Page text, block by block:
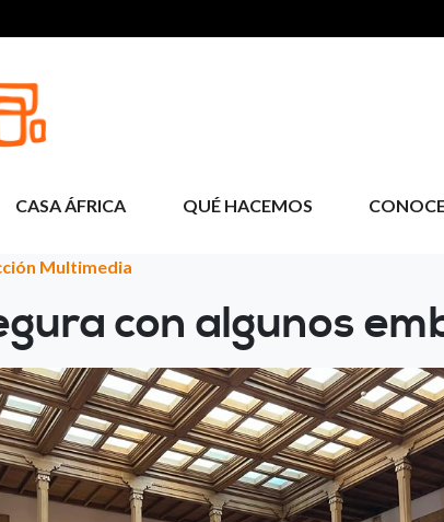
CASA ÁFRICA QUÉ HACEMOS
Multimedia
con algunos